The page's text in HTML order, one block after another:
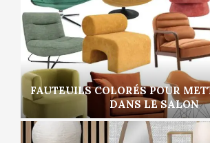
FAUTEUILS COLORÉS POUR
DANS LE SALON